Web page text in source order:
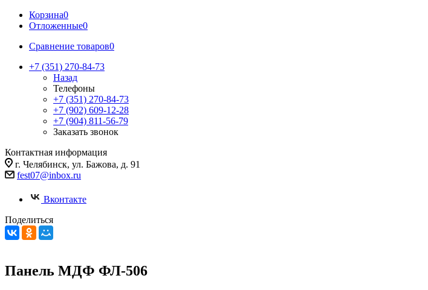
Корзина0
Отложенные0
Сравнение товаров0
+7 (351) 270-84-73
Назад
Телефоны
+7 (351) 270-84-73
+7 (902) 609-12-28
+7 (904) 811-56-79
Заказать звонок
Контактная информация
г. Челябинск, ул. Бажова, д. 91
fest07@inbox.ru
Вконтакте
Поделиться
Панель МДФ ФЛ-506